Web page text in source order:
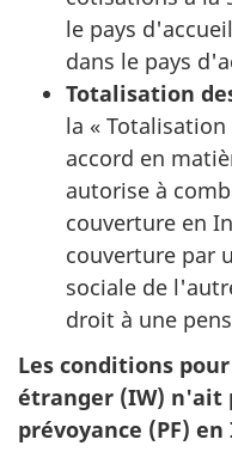
le pays
dans le pays
Totalisation
la «
accord en
autorise à
couverture en
couverture par
sociale de
droit à une
Les conditions
étranger (IW) n'ait
prévoyance (PF) en